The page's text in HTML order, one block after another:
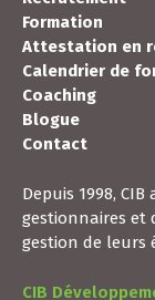
Outils RH
Recrutement
Formation
Attestation en
Calendrier de
Coaching
Contact
Depuis 1998,
gestion de leurs